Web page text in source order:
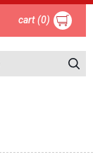
cart (0)